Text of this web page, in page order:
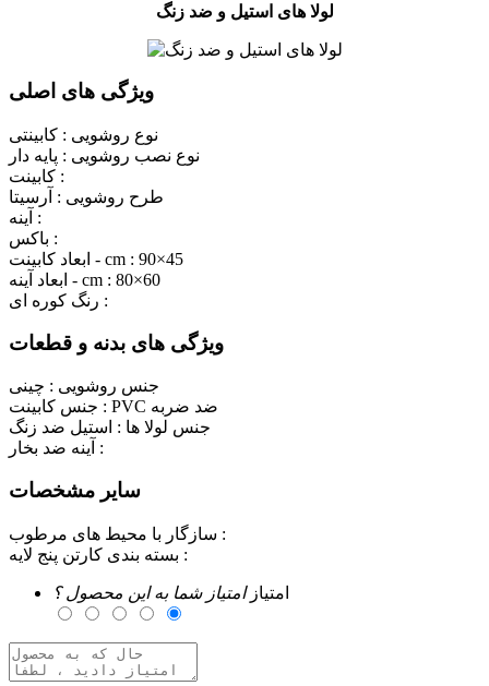
لولا های استیل و ضد زنگ
ویژگی های اصلی
نوع روشویی : کابینتی
نوع نصب روشویی : پایه دار
کابینت :
طرح روشویی : آرسیتا
آینه :
باکس :
ابعاد کابینت - cm : 90×45
ابعاد آینه - cm : 80×60
رنگ کوره ای :
ویژگی های بدنه و قطعات
جنس روشویی : چینی
جنس کابینت :
PVC ضد ضربه
جنس لولا ها : استیل ضد زنگ
آینه ضد بخار :
سایر مشخصات
سازگار با محیط های مرطوب :
بسته بندی کارتن پنج لایه :
امتیازامتیاز شما به این محصول ؟